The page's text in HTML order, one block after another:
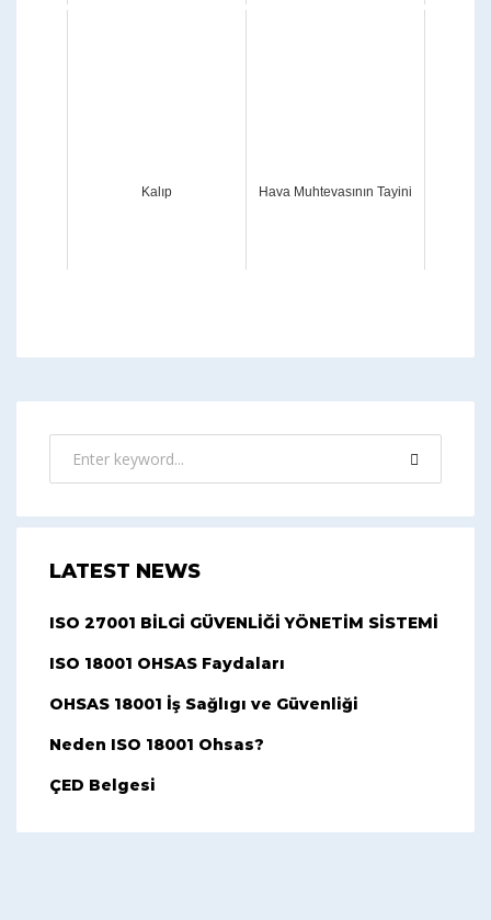
Kalıp Hava Muhtevasının Tayini
LATEST NEWS
ISO 27001 BİLGİ GÜVENLİĞİ YÖNETİM SİSTEMİ
ISO 18001 OHSAS Faydaları
OHSAS 18001 İş Sağlıgı ve Güvenliği
Neden ISO 18001 Ohsas?
ÇED Belgesi